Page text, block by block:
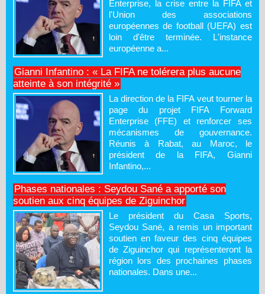
Enterprise, la crise entre la FIFA et
l'Union des associations
européennes de football (UEFA) est
loin d'être terminée. L'instance
européenne a...
Gianni Infantino : « La FIFA ne tolérera plus aucune
atteinte à son intégrité »
La direction de la FIFA veut tourner la
page du projet FIFA Forward
Enterprise (FFE) et renforcer ses
mécanismes de gouvernance.
Réunis à Rabat, au Maroc, le
président de la FIFA, Gianni
Infantino,...
Phases nationales : Seydou Sané a apporté son
soutien aux cinq équipes de Ziguinchor
Le président du Casa Sports,
Seydou Sané, a remis un important
soutien en faveur des cinq équipes
de Ziguinchor qui représenteront la
région lors des prochaines phases
nationales. Dans une...